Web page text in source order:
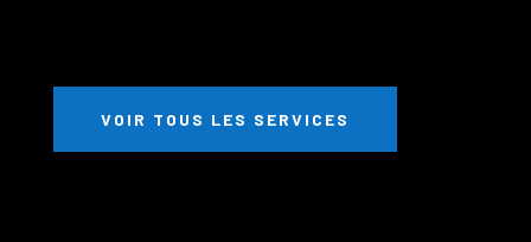
VOIR TOUS LES SERVICES